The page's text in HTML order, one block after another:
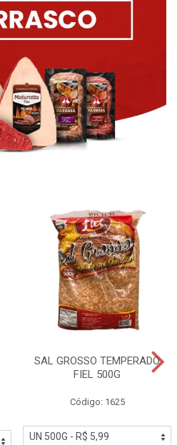
SAL GROSSO TEMPERADO
FIEL 500G
Código: 1625